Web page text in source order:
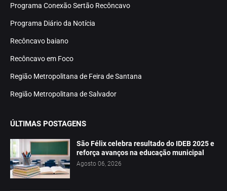
Programa Conexão Sertão Recôncavo
Programa Diário da Notícia
Recôncavo baiano
Recôncavo em Foco
Região Metropolitana de Feira de Santana
Região Metropolitana de Salvador
ÚLTIMAS POSTAGENS
São Félix celebra resultado do IDEB 2025 e
reforça avanços na educação municipal
Agosto 06, 2026